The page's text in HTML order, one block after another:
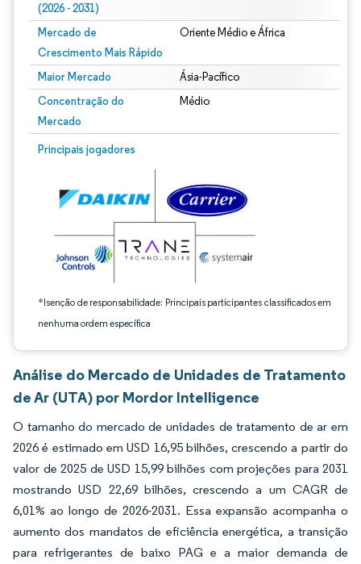
(2026 - 2031)
Mercado de
Crescimento Mais Rápido
Oriente Médio e África
Maior Mercado Ásia-Pacífico
Concentração do
Mercado
Médio
Principais jogadores
*Isenção de responsabilidade: Principais participantes classificados em
nenhuma ordem específica
Imagem © Mordor Intelligence. O reuso requer atribuição conforme CC BY 4.0.
Análise do Mercado de Unidades de Tratamento
de Ar (UTA) por Mordor Intelligence
O tamanho do mercado de unidades de tratamento de ar em
2026 é estimado em USD 16,95 bilhões, crescendo a partir do
valor de 2025 de USD 15,99 bilhões com projeções para 2031
mostrando USD 22,69 bilhões, crescendo a um CAGR de
6,01% ao longo de 2026-2031. Essa expansão acompanha o
aumento dos mandatos de eficiência energética, a transição
para refrigerantes de baixo PAG e a maior demanda de